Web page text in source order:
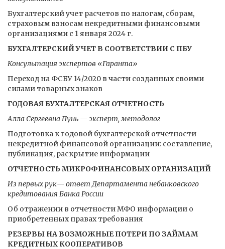
Бухгалтерский учет расчетов по налогам, сборам,
страховым взносам некредитными финансовыми
организациями с 1 января 2024 г.
БУХГАЛТЕРСКИЙ УЧЕТ В СООТВЕТСТВИИ С ПБУ
Консультация экспертов «Гаранта»
Переход на ФСБУ 14/2020 в части созданных своими
силами товарных знаков
ГОДОВАЯ БУХГАЛТЕРСКАЯ ОТЧЕТНОСТЬ
Алла Сергеевна Пунь — эксперт, методолог
Подготовка к годовой бухгалтерской отчетности
некредитной финансовой организации: составление,
публикация, раскрытие информации
ОТЧЕТНОСТЬ МИКРОФИНАНСОВЫХ ОРГАНИЗАЦИЙ
Из первых рук— ответ Департамента небанковского
кредитования Банка России
Об отражении в отчетности МФО информации о
приобретенных правах требования
РЕЗЕРВЫ НА ВОЗМОЖНЫЕ ПОТЕРИ ПО ЗАЙМАМ
КРЕДИТНЫХ КООПЕРАТИВОВ